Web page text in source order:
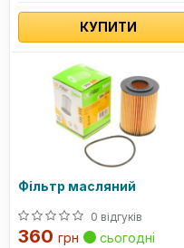
КУПИТИ
Фільтр масляний
0 відгуків
360 грн сьогодні